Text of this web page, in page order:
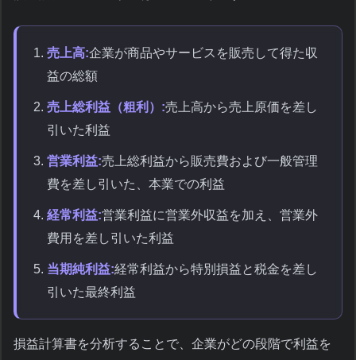
売上高:企業が商品やサービスを販売して得た収
益の総額
売上総利益（粗利）:売上高から売上原価を差し
引いた利益
営業利益:売上総利益から販売費および一般管理
費を差し引いた、本業での利益
経常利益:営業利益に営業外収益を加え、営業外
費用を差し引いた利益
当期純利益:経常利益から特別損益と税金を差し
引いた最終利益
損益計算書を分析することで、企業がどの段階で利益を